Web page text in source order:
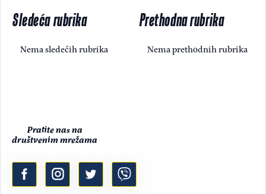
Sledeća rubrika
Nema sledećih rubrika
Prethodna rubrika
Nema prethodnih rubrika
Pratite nas na
društvenim mrežama